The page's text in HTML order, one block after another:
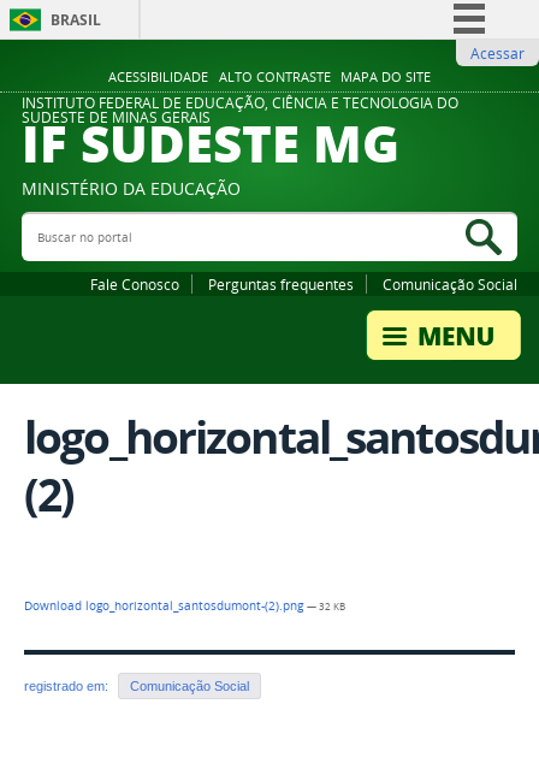
ACESSIBILIDADE ALTO CONTRASTE MAPA DO SITE
BRASIL
Comunica BR
Participe
Legislação
Acessar
INSTITUTO FEDERAL DE EDUCAÇÃO, CIÊNCIA E TECNOLOGIA DO
SUDESTE DE MINAS GERAIS
IF SUDESTE MG
MINISTÉRIO DA EDUCAÇÃO
Buscar no portal
Fale Conosco Perguntas frequentes Comunicação Social
(2)
Download logo_horizontal_santosdumont-(2).png— 32 KB
registrado em: Comunicação Social